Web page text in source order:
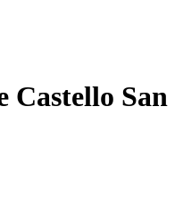
San